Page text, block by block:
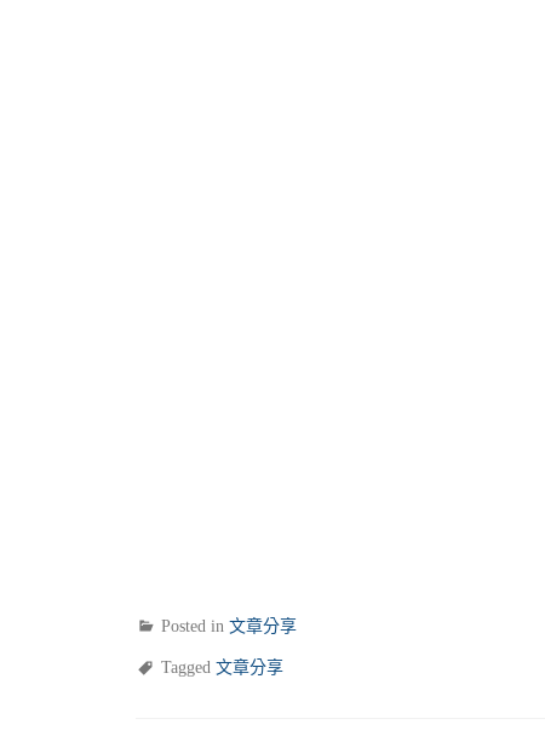
Posted in 文章分享
Tagged 文章分享